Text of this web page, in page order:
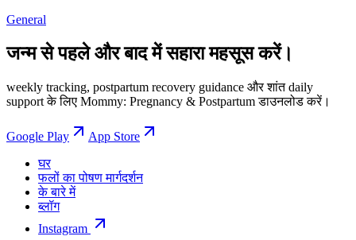
General
जन्म से पहले और बाद में सहारा महसूस करें।
weekly tracking, postpartum recovery guidance और शांत daily
support के लिए Mommy: Pregnancy & Postpartum डाउनलोड करें।
Google Play
App Store
घर
फलों का पोषण मार्गदर्शन
के बारे में
ब्लॉग
Instagram